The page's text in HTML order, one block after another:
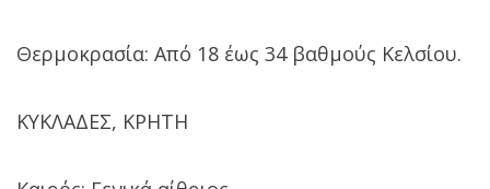
Θερμοκρασία: Από 18 έως 34 βαθμούς Κελσίου.
ΚΥΚΛΑΔΕΣ, ΚΡΗΤΗ